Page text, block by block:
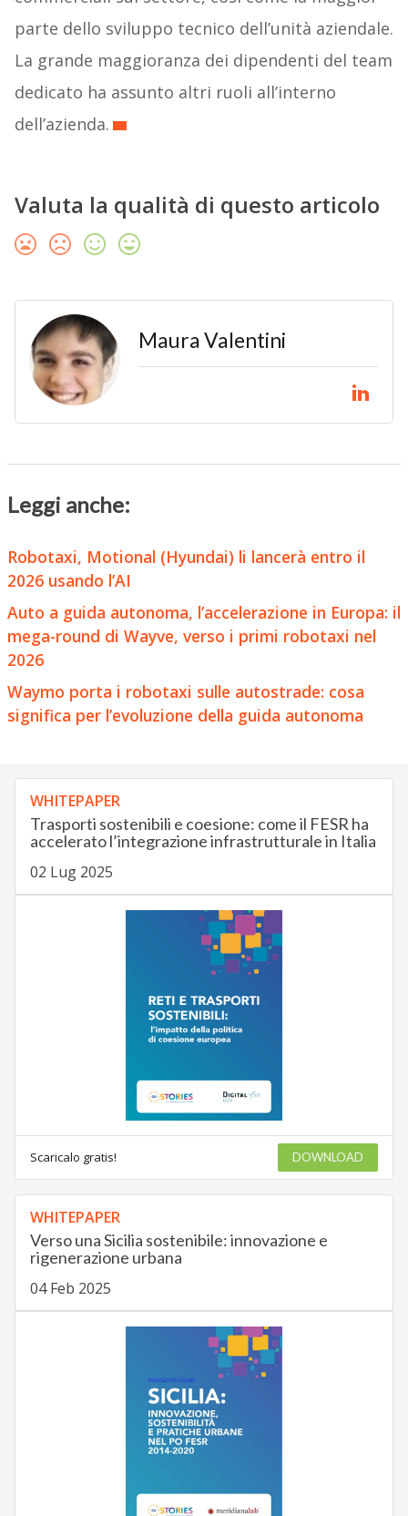
parte dello sviluppo tecnico dell’unità aziendale.
La grande maggioranza dei dipendenti del team
dedicato ha assunto altri ruoli all’interno
dell’azienda.
Valuta la qualità di questo articolo
Maura Valentini
Leggi anche:
Robotaxi, Motional (Hyundai) li lancerà entro il
2026 usando l’AI
Auto a guida autonoma, l’accelerazione in Europa: il
mega-round di Wayve, verso i primi robotaxi nel
2026
Waymo porta i robotaxi sulle autostrade: cosa
significa per l’evoluzione della guida autonoma
WHITEPAPER
Trasporti sostenibili e coesione: come il FESR ha
accelerato l’integrazione infrastrutturale in Italia
02 Lug 2025
Scaricalo gratis! DOWNLOAD
WHITEPAPER
Verso una Sicilia sostenibile: innovazione e
rigenerazione urbana
04 Feb 2025